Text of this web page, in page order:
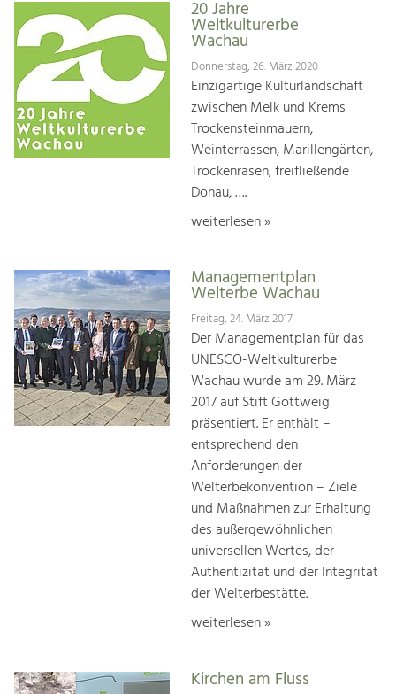
20 Jahre
Weltkulturerbe
Wachau
Donnerstag, 26. März 2020
Einzigartige Kulturlandschaft
zwischen Melk und Krems
Trockensteinmauern,
Weinterrassen, Marillengärten,
Trockenrasen, freifließende
Donau, ….
weiterlesen »
Managementplan
Welterbe Wachau
Freitag, 24. März 2017
Der Managementplan für das
UNESCO-Weltkulturerbe
Wachau wurde am 29. März
2017 auf Stift Göttweig
präsentiert. Er enthält –
entsprechend den
Anforderungen der
Welterbekonvention – Ziele
und Maßnahmen zur Erhaltung
des außergewöhnlichen
universellen Wertes, der
Authentizität und der Integrität
der Welterbestätte.
weiterlesen »
Kirchen am Fluss